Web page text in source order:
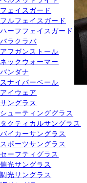
フェイスガード
フルフェイスガード
ハーフフェイスガード
バラクラバ
アフガンストール
ネックウォーマー
バンダナ
スナイパーベール
アイウェア
サングラス
シューティンググラス
タクティカルサングラス
バイカーサングラス
スポーツサングラス
セーフティグラス
偏光サングラス
調光サングラス